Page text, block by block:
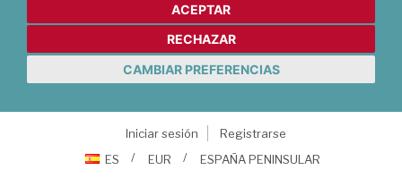
ACEPTAR
RECHAZAR
CAMBIAR PREFERENCIAS
Iniciar sesión
Registrarse
ES
EUR ESPAÑA PENINSULAR